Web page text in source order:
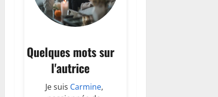
Quelques mots sur
l'autrice
Je suis Carmine,